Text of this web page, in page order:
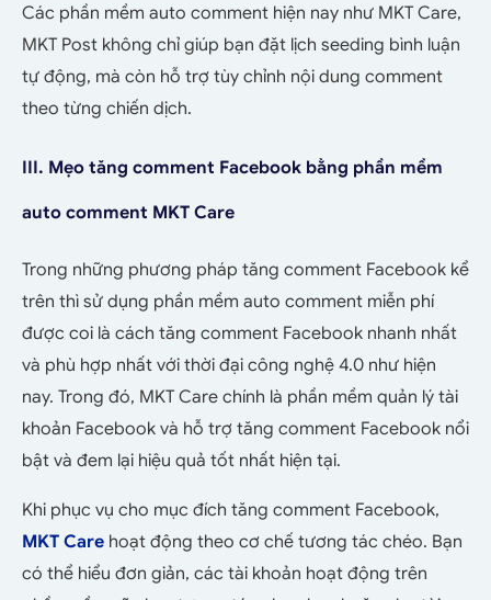
Các phần mềm auto comment hiện nay như MKT Care,
MKT Post không chỉ giúp bạn đặt lịch seeding bình luận
tự động, mà còn hỗ trợ tùy chỉnh nội dung comment
theo từng chiến dịch.
III. Mẹo tăng comment Facebook bằng phần mềm
auto comment MKT Care
Trong những phương pháp tăng comment Facebook kể
trên thì sử dụng phần mềm auto comment miễn phí
được coi là cách tăng comment Facebook nhanh nhất
và phù hợp nhất với thời đại công nghệ 4.0 như hiện
nay. Trong đó, MKT Care chính là phần mềm quản lý tài
khoản Facebook và hỗ trợ tăng comment Facebook nổi
bật và đem lại hiệu quả tốt nhất hiện tại.
Khi phục vụ cho mục đích tăng comment Facebook,
MKT Care hoạt động theo cơ chế tương tác chéo. Bạn
có thể hiểu đơn giản, các tài khoản hoạt động trên